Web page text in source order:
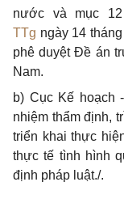
nước và mục
TTg ngày 14
phê duyệt Đề án
Nam.
b) Cục Kế hoạch
nhiệm thẩm định,
triển khai thực
thực tế tình hình
định pháp luật./.